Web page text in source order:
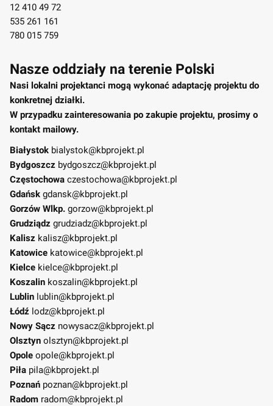
12 410 49 72
535 261 161
780 015 759
Nasze oddziały na terenie Polski
Nasi lokalni projektanci mogą wykonać adaptację projektu do
konkretnej działki.
W przypadku zainteresowania po zakupie projektu, prosimy o
kontakt mailowy.
Białystok bialystok@kbprojekt.pl
Bydgoszcz bydgoszcz@kbprojekt.pl
Częstochowa czestochowa@kbprojekt.pl
Gdańsk gdansk@kbprojekt.pl
Gorzów Wlkp. gorzow@kbprojekt.pl
Grudziądz grudziadz@kbprojekt.pl
Kalisz kalisz@kbprojekt.pl
Katowice katowice@kbprojekt.pl
Kielce kielce@kbprojekt.pl
Koszalin koszalin@kbprojekt.pl
Lublin lublin@kbprojekt.pl
Łódź lodz@kbprojekt.pl
Nowy Sącz nowysacz@kbprojekt.pl
Olsztyn olsztyn@kbprojekt.pl
Opole opole@kbprojekt.pl
Piła pila@kbprojekt.pl
Poznań poznan@kbprojekt.pl
Radom radom@kbprojekt.pl